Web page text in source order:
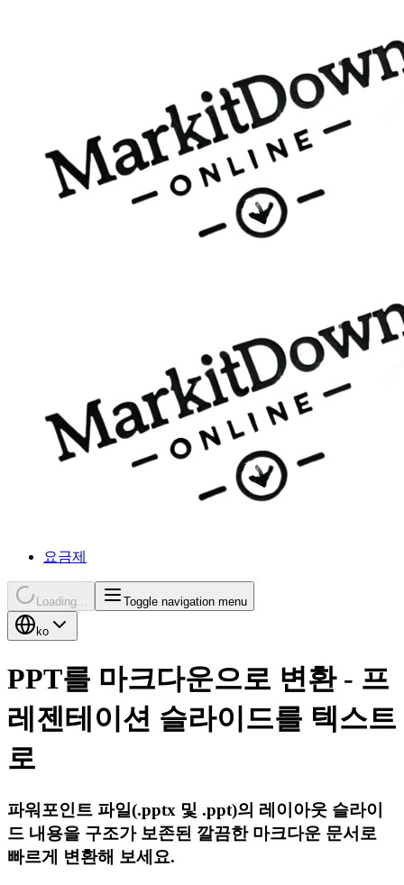
요금제
Loading... Toggle navigation menu
ko
PPT를 마크다운으로 변환 - 프
레젠테이션 슬라이드를 텍스트
로
파워포인트 파일(.pptx 및 .ppt)의 레이아웃 슬라이
드 내용을 구조가 보존된 깔끔한 마크다운 문서로
빠르게 변환해 보세요.